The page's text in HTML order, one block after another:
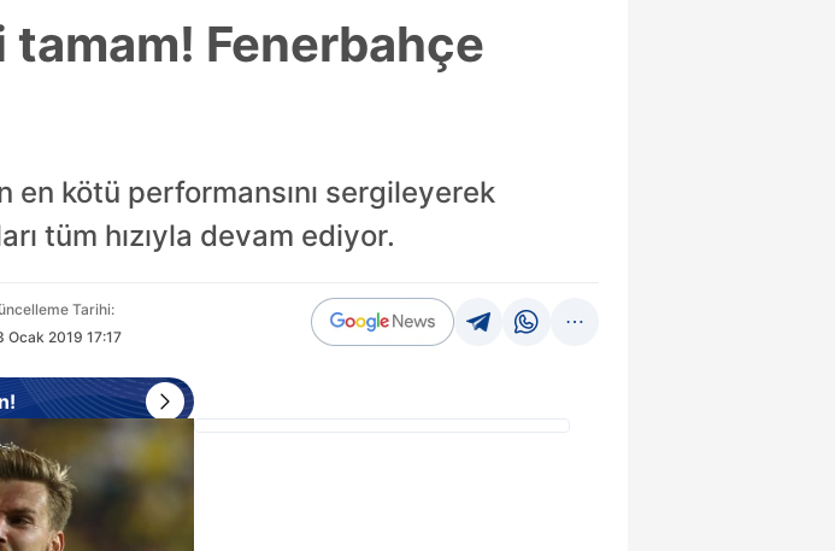
Fenerbahçe
en kötü performansını sergileyerek
tüm hızıyla devam ediyor.
Tarihi:
Ocak 2019 17:17